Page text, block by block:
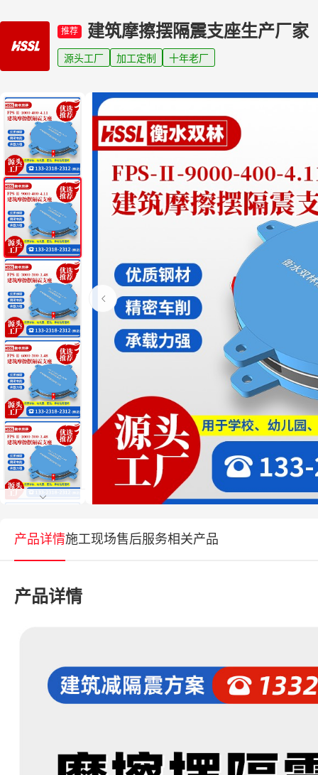
推荐 建筑摩擦摆隔震支座生产厂家
源头工厂 加工定制 十年老厂
产品详情施工现场售后服务相关产品
产品详情